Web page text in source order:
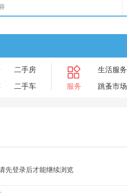
二手房
二手车 服务
生活服务
跳蚤市场
先登录后才能继续浏览